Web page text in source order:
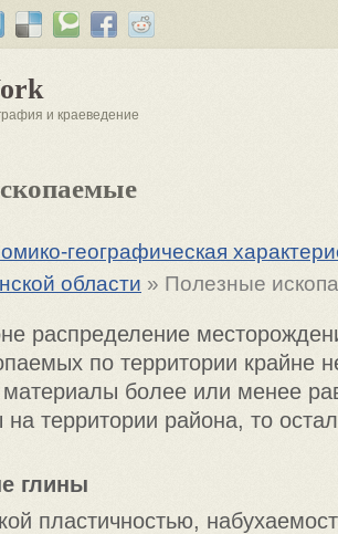
и краеведение
географическая
области » Полезные
распределение
по территории крайне
материалы более или менее
на территории района, то
глины
пластичностью,